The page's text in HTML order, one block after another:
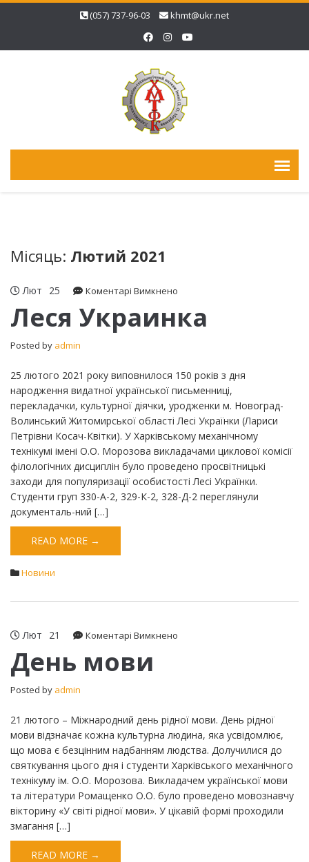
(057) 737-96-03 khmt@ukr.net
Місяць: Лютий 2021
Лют 25 Коментарі Вимкнено
Украинка
Леся Украинка
Posted by admin
25 лютого 2021 року виповнилося 150 років з дня
народження видатної української письменниці,
перекладачки, культурної діячки, уродженки м. Новоград-
Волинський Житомирської області Лесі Українки (Лариси
Петрівни Косач-Квітки). У Харківському механічному
технікумі імені О.О. Морозова викладачами циклової комісії
філологічних дисциплін було проведено просвітницькі
заходи для популяризації особистості Лесі Українки.
Студенти груп 330-А-2, 329-К-2, 328-Д-2 переглянули
документаль-ний […]
READ MORE →
Новини
Лют 21 Коментарі Вимкнено
День мови
Posted by admin
21 лютого – Міжнародний день рідної мови. День рідної
мови відзначає кожна культурна людина, яка усвідомлює,
що мова є безцінним надбанням людства. Долучилися до
святкування цього дня і студенти Харківського механічного
технікуму ім. О.О. Морозова. Викладачем української мови
та літератури Ромащенко О.О. було проведено мовознавчу
вікторину «У світі рідної мови». У цікавій формі проходили
змагання […]
READ MORE →